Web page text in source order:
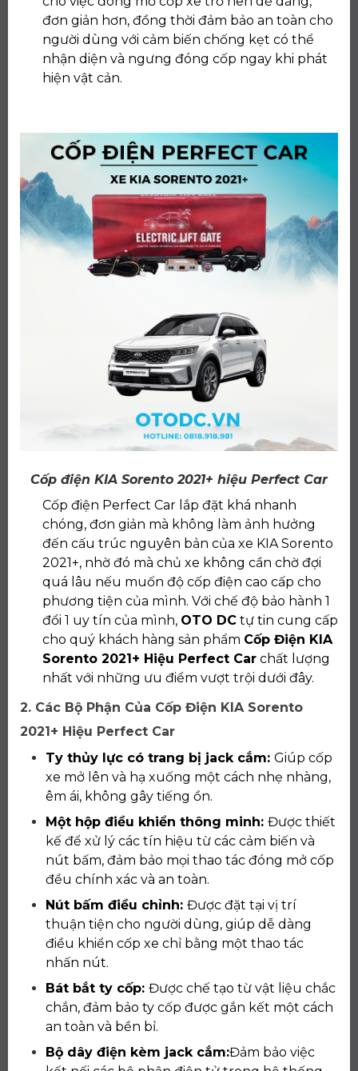
đơn giản hơn, đồng thời đảm bảo an toàn cho
người dùng với cảm biến chống kẹt có thể
nhận diện và ngưng đóng cốp ngay khi phát
hiện vật cản.
Cốp điện KIA Sorento 2021+ hiệu Perfect Car
Cốp điện Perfect Car lắp đặt khá nhanh
chóng, đơn giản mà không làm ảnh hưởng
đến cấu trúc nguyên bản của xe KIA Sorento
2021+, nhờ đó mà chủ xe không cần chờ đợi
quá lâu nếu muốn độ cốp điện cao cấp cho
phương tiện của mình. Với chế độ bảo hành 1
đổi 1 uy tín của mình, OTO DC tự tin cung cấp
cho quý khách hàng sản phẩm Cốp Điện KIA
Sorento 2021+ Hiệu Perfect Car chất lượng
nhất với những ưu điểm vượt trội dưới đây.
2. Các Bộ Phận Của Cốp Điện KIA Sorento
2021+ Hiệu Perfect Car
Ty thủy lực có trang bị jack cắm: Giúp cốp
xe mở lên và hạ xuống một cách nhẹ nhàng,
êm ái, không gây tiếng ồn.
Một hộp điều khiển thông minh: Được thiết
kế để xử lý các tín hiệu từ các cảm biến và
nút bấm, đảm bảo mọi thao tác đóng mở cốp
đều chính xác và an toàn.
Nút bấm điều chỉnh: Được đặt tại vị trí
thuận tiện cho người dùng, giúp dễ dàng
điều khiển cốp xe chỉ bằng một thao tác
nhấn nút.
Bát bắt ty cốp: Được chế tạo từ vật liệu chắc
chắn, đảm bảo ty cốp được gắn kết một cách
an toàn và bền bỉ.
Bộ dây điện kèm jack cắm:Đảm bảo việc